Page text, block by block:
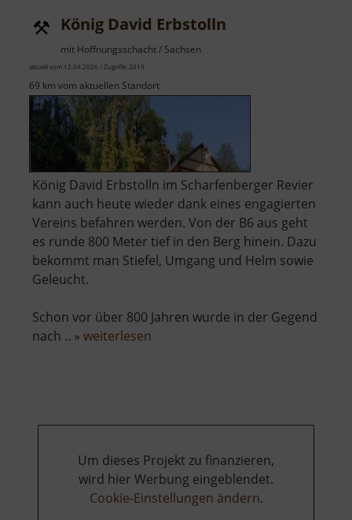
König David Erbstolln
mit Hoffnungsschacht / Sachsen
aktuell vom 12.04.2026 / Zugriffe: 2019
69 km vom aktuellen Standort
König David Erbstolln im Scharfenberger Revier
kann auch heute wieder dank eines engagierten
Vereins befahren werden. Von der B6 aus geht
es runde 800 Meter tief in den Berg hinein. Dazu
bekommt man Stiefel, Umgang und Helm sowie
Geleucht.
Schon vor über 800 Jahren wurde in der Gegend
nach .. » weiterlesen
Um dieses Projekt zu finanzieren,
wird hier Werbung eingeblendet.
Cookie-Einstellungen ändern.